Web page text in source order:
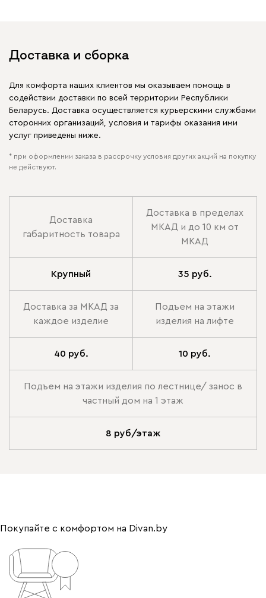
Доставка и сборка
Для комфорта наших клиентов мы оказываем помощь в
содействии доставки по всей территории Республики
Беларусь. Доставка осуществляется курьерскими службами
сторонних организаций, условия и тарифы оказания ими
услуг приведены ниже.
* при оформлении заказа в рассрочку условия других акций на покупку
не действуют.
Доставка
габаритность товара
Доставка в пределах
МКАД и до 10 км от
МКАД
Крупный 35 руб.
Доставка за МКАД за
каждое изделие
Подъем на этажи
изделия на лифте
40 руб. 10 руб.
Подъем на этажи изделия по лестнице/ занос в
частный дом на 1 этаж
8 руб/этаж
Покупайте с комфортом на Divan.by